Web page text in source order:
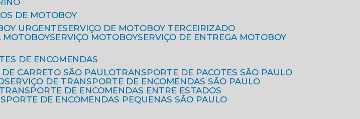
DE MOTOBOY
URGENTE
SERVIÇO DE MOTOBOY TERCEIRIZADO
MOTOBOY SERVIÇO MOTOBOY
SERVIÇO DE ENTREGA MOTOBOY
DE ENCOMENDAS
DE CARRETO SÃO PAULO
TRANSPORTE DE PACOTES SÃO PAULO
SERVIÇO DE TRANSPORTE DE ENCOMENDAS SÃO PAULO
TRANSPORTE DE ENCOMENDAS ENTRE ESTADOS
DE ENCOMENDAS PEQUENAS SÃO PAULO